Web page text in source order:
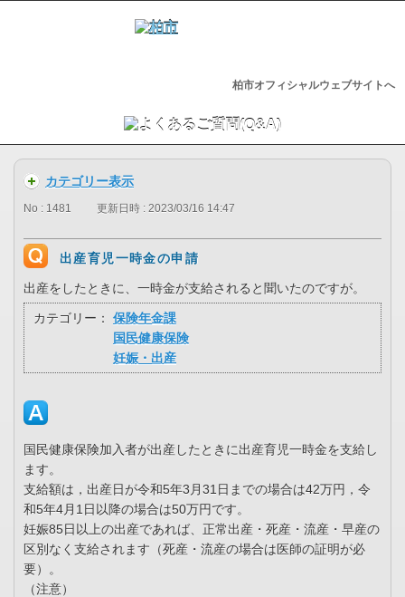
柏市オフィシャルウェブサイトへ
カテゴリー表示
No : 1481 更新日時 : 2023/03/16 14:47
出産育児一時金の申請
出産をしたときに、一時金が支給されると聞いたのですが。
カテゴリー：
保険年金課
国民健康保険
妊娠・出産
国民健康保険加入者が出産したときに出産育児一時金を支給し
ます。
支給額は，出産日が令和5年3月31日までの場合は42万円，令
和5年4月1日以降の場合は50万円です。
妊娠85日以上の出産であれば、正常出産・死産・流産・早産の
区別なく支給されます（死産・流産の場合は医師の証明が必
要）。
（注意）